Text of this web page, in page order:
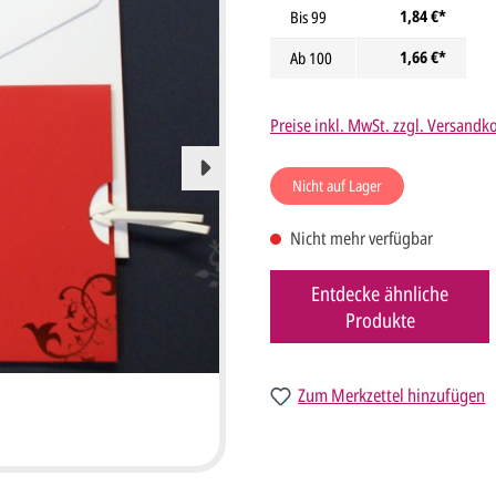
Bis99
1,84 €*
Ab 100 1,66 €*
Preise inkl. MwSt. zzgl.
Nicht auf Lager
Nicht mehr verfügbar
Entdecke ähnliche
Produkte
Zum Merkzettel hinzufügen